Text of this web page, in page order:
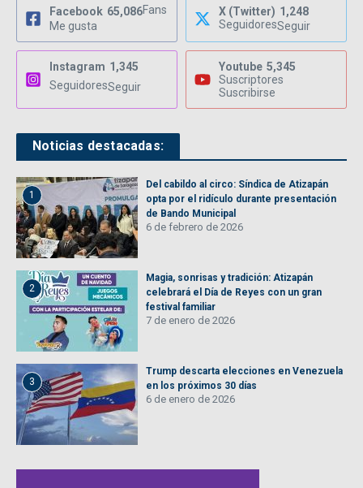
Facebook 65,086Fans
Me gusta
X (Twitter) 1,248
SeguidoresSeguir
Instagram 1,345
SeguidoresSeguir
Youtube 5,345
Suscriptores
Suscribirse
Noticias destacadas:
1
Del cabildo al circo: Síndica de Atizapán
opta por el ridículo durante presentación
de Bando Municipal
6 de febrero de 2026
2
Magia, sonrisas y tradición: Atizapán
celebrará el Día de Reyes con un gran
festival familiar
7 de enero de 2026
3
Trump descarta elecciones en Venezuela
en los próximos 30 días
6 de enero de 2026